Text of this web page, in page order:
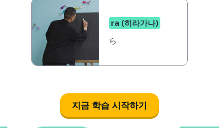
ra (히라가나)
ら
지금 학습 시작하기